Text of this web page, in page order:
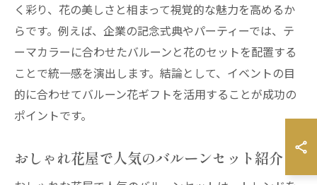
く彩り、花の美しさと相まって視覚的な魅力を高めるか
らです。例えば、企業の記念式典やパーティーでは、テ
ーマカラーに合わせたバルーンと花のセットを配置する
ことで統一感を演出します。結論として、イベントの目
的に合わせてバルーン花ギフトを活用することが成功の
ポイントです。
おしゃれ花屋で人気のバルーンセット紹介